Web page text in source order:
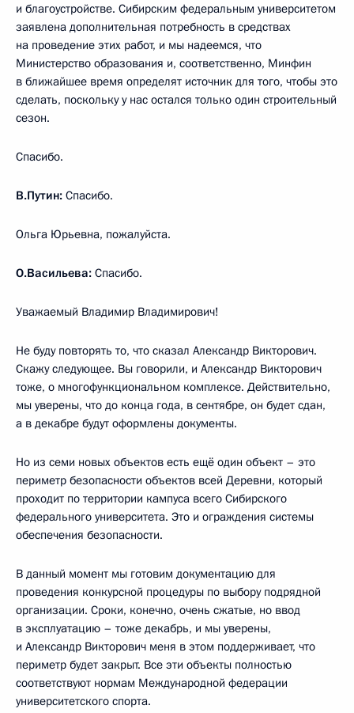
и благоустройстве. Сибирским федеральным университетом
заявлена дополнительная потребность в средствах
на проведение этих работ, и мы надеемся, что
Министерство образования и, соответственно, Минфин
в ближайшее время определят источник для того, чтобы это
сделать, поскольку у нас остался только один строительный
сезон.
Спасибо.
В.Путин: Спасибо.
Ольга Юрьевна, пожалуйста.
О.Васильева: Спасибо.
Уважаемый Владимир Владимирович!
Не буду повторять то, что сказал Александр Викторович.
Скажу следующее. Вы говорили, и Александр Викторович
тоже, о многофункциональном комплексе. Действительно,
мы уверены, что до конца года, в сентябре, он будет сдан,
а в декабре будут оформлены документы.
Но из семи новых объектов есть ещё один объект – это
периметр безопасности объектов всей Деревни, который
проходит по территории кампуса всего Сибирского
федерального университета. Это и ограждения системы
обеспечения безопасности.
В данный момент мы готовим документацию для
проведения конкурсной процедуры по выбору подрядной
организации. Сроки, конечно, очень сжатые, но ввод
в эксплуатацию – тоже декабрь, и мы уверены,
и Александр Викторович меня в этом поддерживает, что
периметр будет закрыт. Все эти объекты полностью
соответствуют нормам Международной федерации
университетского спорта.